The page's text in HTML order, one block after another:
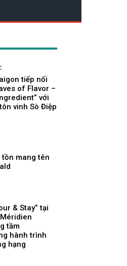
tiếp nối
of Flavor –
với
vinh Sò Điệp
mang tên
& Stay” tại
tầm
hành trình
hạng